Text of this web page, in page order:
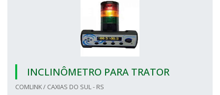
INCLINÔMETRO PARA TRATOR
COMLINK / CAXIAS DO SUL - RS